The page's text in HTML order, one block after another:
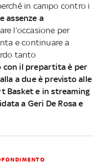
in campo contro i
assenze a
l’occasione per
e continuare a
tanto
con il prepartita è per
a due è previsto alle
Basket e in streaming
a Geri De Rosa e